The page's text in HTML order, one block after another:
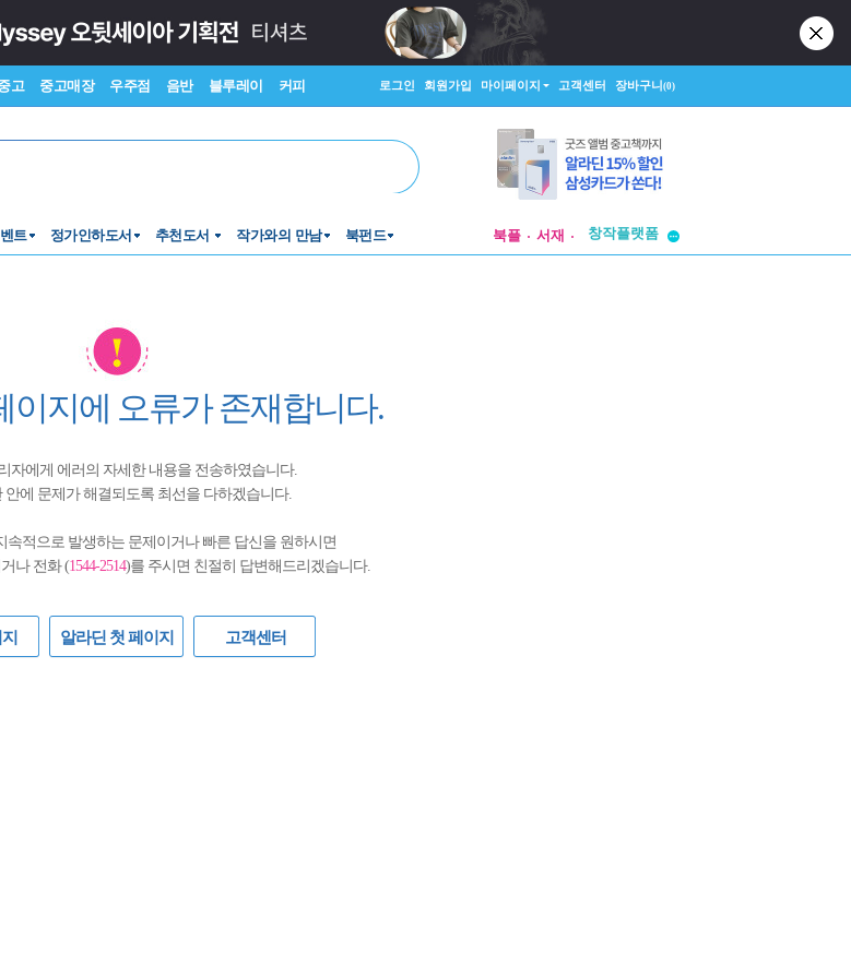
고 중고매장 우주점 음반 블루레이 커피 로그인 회원가입 마이페이지 고객센터 장바구니(0)
트 정가인하도서 추천도서 작가와의 만남 북펀드 북플 서재
투비컨티뉴드
이지에 오류가 존재합니다.
자에게 에러의 자세한 내용을 전송하였습니다.
안에 문제가 해결되도록 최선을 다하겠습니다.
속적으로 발생하는 문제이거나 빠른 답신을 원하시면
나 전화 (1544-2514)를 주시면 친절히 답변해드리겠습니다.
알라딘 첫 페이지 고객센터